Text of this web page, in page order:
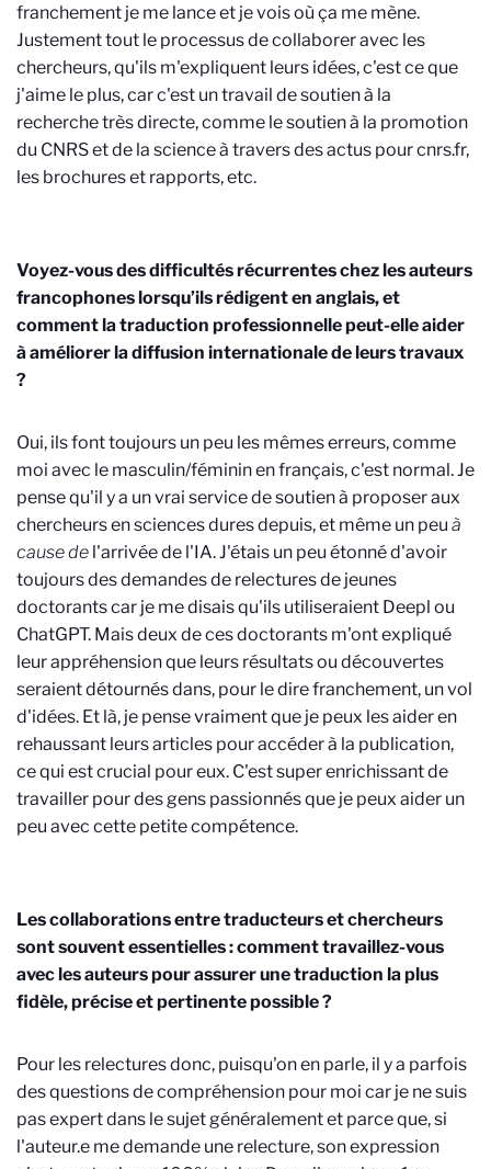
franchement je me lance et je vois où ça me mène.
Justement tout le processus de collaborer avec les
chercheurs, qu'ils m'expliquent leurs idées, c'est ce que
j'aime le plus, car c'est un travail de soutien à la
recherche très directe, comme le soutien à la promotion
du CNRS et de la science à travers des actus pour cnrs.fr,
les brochures et rapports, etc.
Voyez-vous des difficultés récurrentes chez les auteurs
francophones lorsqu’ils rédigent en anglais, et
comment la traduction professionnelle peut-elle aider
à améliorer la diffusion internationale de leurs travaux
?
Oui, ils font toujours un peu les mêmes erreurs, comme
moi avec le masculin/féminin en français, c'est normal. Je
pense qu'il y a un vrai service de soutien à proposer aux
chercheurs en sciences dures depuis, et même un peu à
cause de l'arrivée de l'IA. J'étais un peu étonné d'avoir
toujours des demandes de relectures de jeunes
doctorants car je me disais qu'ils utiliseraient Deepl ou
ChatGPT. Mais deux de ces doctorants m'ont expliqué
leur appréhension que leurs résultats ou découvertes
seraient détournés dans, pour le dire franchement, un vol
d'idées. Et là, je pense vraiment que je peux les aider en
rehaussant leurs articles pour accéder à la publication,
ce qui est crucial pour eux. C'est super enrichissant de
travailler pour des gens passionnés que je peux aider un
peu avec cette petite compétence.
Les collaborations entre traducteurs et chercheurs
sont souvent essentielles : comment travaillez-vous
avec les auteurs pour assurer une traduction la plus
fidèle, précise et pertinente possible ?
Pour les relectures donc, puisqu'on en parle, il y a parfois
des questions de compréhension pour moi car je ne suis
pas expert dans le sujet généralement et parce que, si
l'auteur.e me demande une relecture, son expression